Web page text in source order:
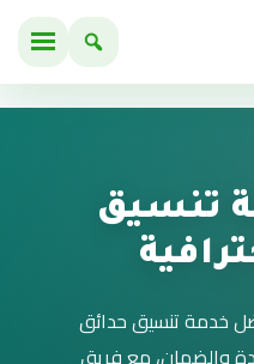
تنسيق
خدمة تنسيق حدائق
والضمان، مع فريق